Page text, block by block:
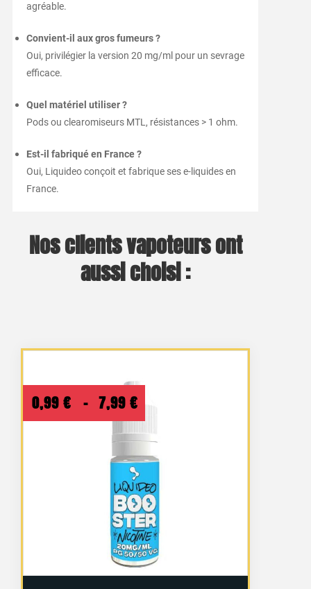
agréable.
Convient-il aux gros fumeurs ?
Oui, privilégier la version 20 mg/ml pour un sevrage
efficace.
Quel matériel utiliser ?
Pods ou clearomiseurs MTL, résistances > 1 ohm.
Est-il fabriqué en France ?
Oui, Liquideo conçoit et fabrique ses e-liquides en
France.
Nos clients vapoteurs ont
aussi choisi :
0,99 € – 7,99 € Plage
de
prix :
0,99 €
à
7,99 €